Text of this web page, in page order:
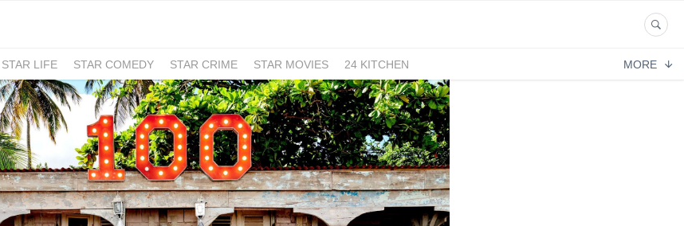
STAR LIFE STAR COMEDY STAR CRIME STAR MOVIES
24 KITCHEN
MORE